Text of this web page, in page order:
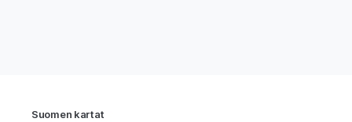
Suomen kartat